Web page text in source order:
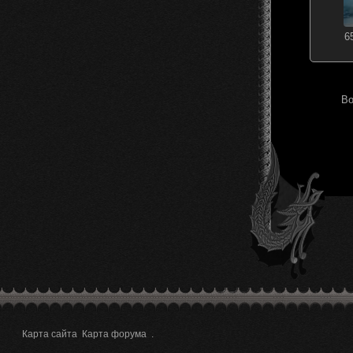
Карта сайта Карта форума